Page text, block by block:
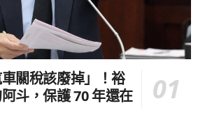
關稅該廢掉」！裕
斗，保護 70 年還在